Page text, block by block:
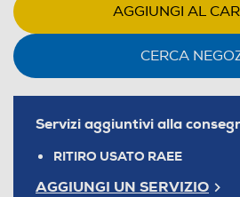
AGGIUNGI AL
CERCA
Servizi aggiuntivi alla
RITIRO USATO RAEE
AGGIUNGI UN SERVIZIO